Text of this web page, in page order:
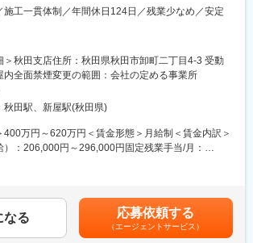
は主要拠点に組成されており、各地域の販売推進業
す。
て：
秋田支店は28名が在籍している事業所です。20代～
年代の社員が在籍していますが、部門間の垣根なく
資材・工事を扱う「住宅部門」と学校や病院、ビル
材・工事を扱う「建築部門」、道路や橋梁、公園整
資材・工事を扱う「土木部門」の3つの部門がありま
工一貫体制／年間休日124日／残業少なめ／安定
ど社会インフラを支えるやりがいのある仕事
日・月平均残業10.8時間で働きやすい環境
以上・従業員800名超の安定企業で長く働ける
から施工まで一貫して手掛ける当社にて、橋梁補
施工管理業務をお任せいたします。
職人への依頼
・工程・原価・安全管理
＞秋田支店住所：秋田県秋田市卸町二丁目4-3 受動
内全面禁煙変更の範囲：会社の定める事業所
秋田駅、新屋駅(秋田県)
400万円～620万円＜賃金形態＞月給制＜賃金内訳＞
）：206,000円～296,000円固定残業手当/月：
・年齢等を考慮し決定いたします。■昇給：年1回
与：年2回（6・12月）※昨年度実績5.0か月<モデル年
万円 ／ 30歳 工事管理職 年収610万円 ／ 40歳 工事
なる 応募依頼する
（エージェントサービス）